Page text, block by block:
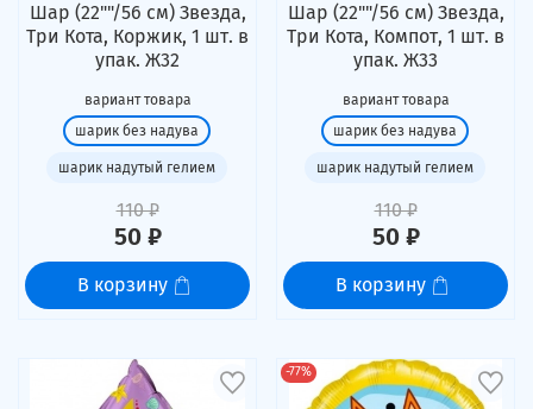
Шар (22""/56 см) Звезда,
Три Кота, Коржик, 1 шт. в
упак. Ж32
вариант товара
шарик без надува
шарик надутый гелием
110 ₽
50 ₽
В корзину
Шар (22""/56 см) Звезда,
Три Кота, Компот, 1 шт. в
упак. Ж33
вариант товара
шарик без надува
шарик надутый гелием
110 ₽
50 ₽
В корзину
-77%